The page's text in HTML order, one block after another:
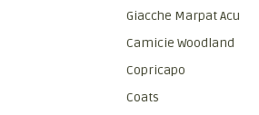
Giacche Marpat Acu
Camicie Woodland
Copricapo
Coats